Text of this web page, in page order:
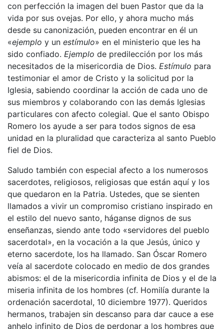
con perfección la imagen del buen Pastor que da la
vida por sus ovejas. Por ello, y ahora mucho más
desde su canonización, pueden encontrar en él un
«ejemplo y un estímulo» en el ministerio que les ha
sido confiado. Ejemplo de predilección por los más
necesitados de la misericordia de Dios. Estímulo para
testimoniar el amor de Cristo y la solicitud por la
Iglesia, sabiendo coordinar la acción de cada uno de
sus miembros y colaborando con las demás Iglesias
particulares con afecto colegial. Que el santo Obispo
Romero los ayude a ser para todos signos de esa
unidad en la pluralidad que caracteriza al santo Pueblo
fiel de Dios.
Saludo también con especial afecto a los numerosos
sacerdotes, religiosos, religiosas que están aquí y los
que quedaron en la Patria. Ustedes, que se sienten
llamados a vivir un compromiso cristiano inspirado en
el estilo del nuevo santo, háganse dignos de sus
enseñanzas, siendo ante todo «servidores del pueblo
sacerdotal», en la vocación a la que Jesús, único y
eterno sacerdote, los ha llamado. San Óscar Romero
veía al sacerdote colocado en medio de dos grandes
abismos: el de la misericordia infinita de Dios y el de la
miseria infinita de los hombres (cf. Homilía durante la
ordenación sacerdotal, 10 diciembre 1977). Queridos
hermanos, trabajen sin descanso para dar cauce a ese
anhelo infinito de Dios de perdonar a los hombres que